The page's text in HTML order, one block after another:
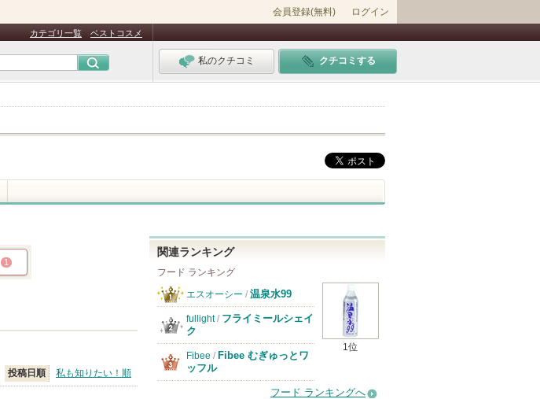
会員登録(無料) ログイン
カテゴリ一覧 ベストコスメ
私のクチコミ クチコミする
1
投稿日順 私も知りたい！順
関連ランキング
フード ランキング
1位
エスオーシー / 温泉水99
fullight/ フライミールシェイ
ク
Fibee / Fibee むぎゅっとワ
ッフル
フード ランキングへ